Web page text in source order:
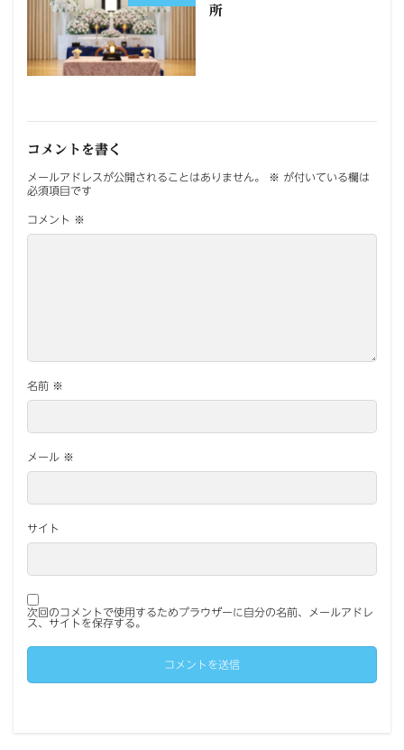
所
コメントを書く
メールアドレスが公開されることはありません。 ※ が付いている欄は
必須項目です
コメント ※
名前 ※
メール ※
サイト
次回のコメントで使用するためブラウザーに自分の名前、メールアドレ
ス、サイトを保存する。